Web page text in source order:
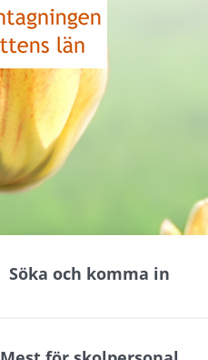
Söka och komma in